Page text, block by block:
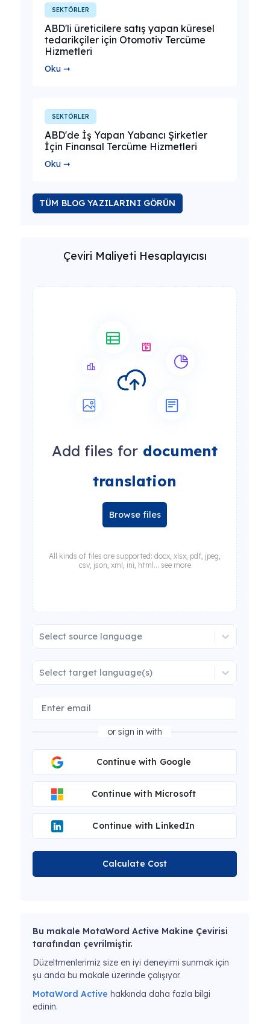
SEKTÖRLER
ABD'li üreticilere satış yapan küresel
tedarikçiler için Otomotiv Tercüme
Hizmetleri
Oku ➞
SEKTÖRLER
ABD'de İş Yapan Yabancı Şirketler
İçin Finansal Tercüme Hizmetleri
Oku ➞
TÜM BLOG YAZILARINI GÖRÜN
Çeviri Maliyeti Hesaplayıcısı
Add files for document
translation
Browse files
All kinds of files are supported: docx, xlsx, pdf, jpeg,
csv, json, xml, ini, html... see more
Select source language
Select target language(s)
or sign in with
Continue with Google
Continue with Microsoft
Continue with LinkedIn
Calculate Cost
Bu makale MotaWord Active Makine Çevirisi
tarafından çevrilmiştir.
Düzeltmenlerimiz size en iyi deneyimi sunmak için
şu anda bu makale üzerinde çalışıyor.
MotaWord Active hakkında daha fazla bilgi
edinin.